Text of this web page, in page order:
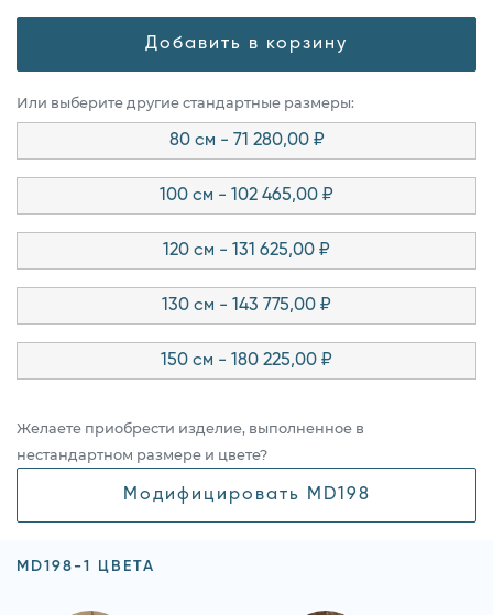
Добавить в корзину
Или выберите другие стандартные размеры:
80 см - 71 280,00 ₽
100 см - 102 465,00 ₽
120 см - 131 625,00 ₽
130 см - 143 775,00 ₽
150 см - 180 225,00 ₽
Желаете приобрести изделие, выполненное в
нестандартном размере и цвете?
Модифицировать MD198
MD198-1 ЦВЕТА